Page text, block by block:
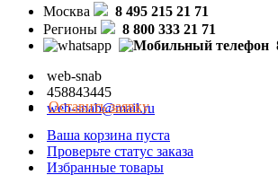
Москва
8 495 215 21 71
Регионы
8 800 333 21 71
web-snab
458843445
web-snab@mail.ru
Оставить заявку
Ваша корзина пуста
Проверьте статус заказа
Избранные товары